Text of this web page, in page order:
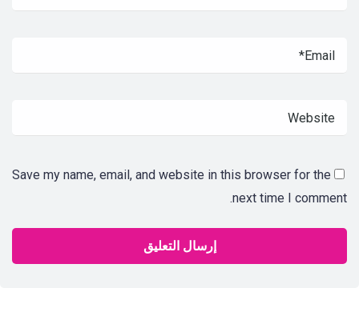
Save my name, email, and website in this browser for the
next time I comment.